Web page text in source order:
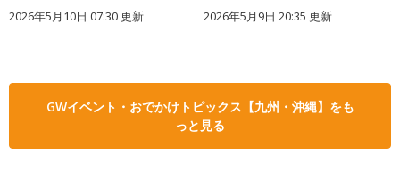
2026年5月10日 07:30 更新 2026年5月9日 20:35 更新
GWイベント・おでかけトピックス【九州・沖縄】をも
っと見る